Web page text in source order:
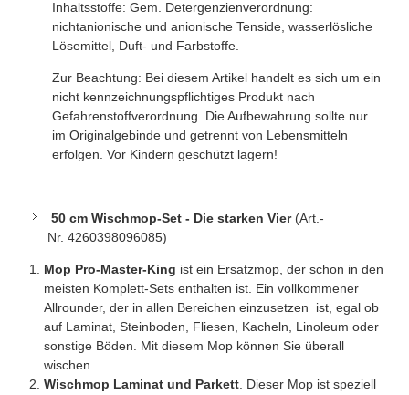
Inhaltsstoffe: Gem. Detergenzienverordnung:
nichtanionische und anionische Tenside, wasserlösliche
Lösemittel, Duft- und Farbstoffe.
Zur Beachtung: Bei diesem Artikel handelt es sich um ein
nicht kennzeichnungspflichtiges Produkt nach
Gefahrenstoffverordnung. Die Aufbewahrung sollte nur
im Originalgebinde und getrennt von Lebensmitteln
erfolgen. Vor Kindern geschützt lagern!
50 cm Wischmop-Set - Die starken Vier(Art.-
Nr. 4260398096085)
Mop Pro-Master-King ist ein Ersatzmop, der schon in den
meisten Komplett-Sets enthalten ist. Ein vollkommener
Allrounder, der in allen Bereichen einzusetzen ist, egal ob
auf Laminat, Steinboden, Fliesen, Kacheln, Linoleum oder
sonstige Böden. Mit diesem Mop können Sie überall
wischen.
Wischmop Laminat und Parkett. Dieser Mop ist speziell